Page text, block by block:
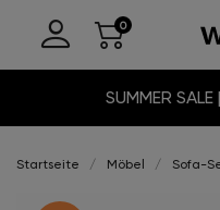
SUMMER
Startseite Möbel Sofa-